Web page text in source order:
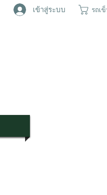
เข้าสู่ระบบ รถเ